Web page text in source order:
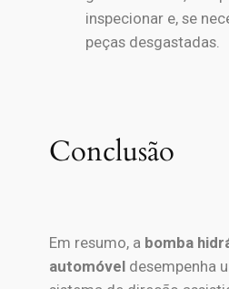
inspecionar e, se
peças desgastadas.
Conclusão
Em resumo, a bomba
automóveldesempenha